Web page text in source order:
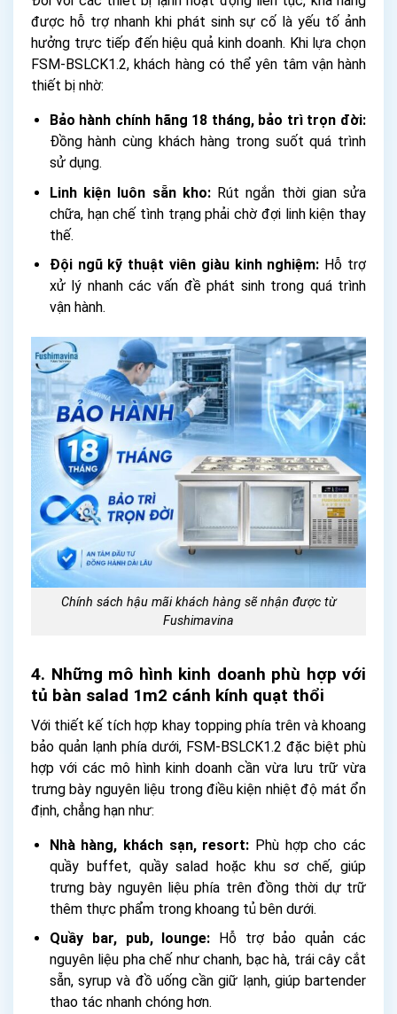
được hỗ trợ nhanh khi phát sinh sự cố là yếu tố ảnh
hưởng trực tiếp đến hiệu quả kinh doanh. Khi lựa chọn
FSM-BSLCK1.2, khách hàng có thể yên tâm vận hành
thiết bị nhờ:
Bảo hành chính hãng 18 tháng, bảo trì trọn đời:
Đồng hành cùng khách hàng trong suốt quá trình
sử dụng.
Linh kiện luôn sẵn kho:Rút ngắn thời gian sửa
chữa, hạn chế tình trạng phải chờ đợi linh kiện thay
thế.
Đội ngũ kỹ thuật viên giàu kinh nghiệm: Hỗ trợ
xử lý nhanh các vấn đề phát sinh trong quá trình
vận hành.
Chính sách hậu mãi khách hàng sẽ nhận được từ
Fushimavina
4. Những mô hình kinh doanh phù hợp với
tủ bàn salad 1m2 cánh kính quạt thổi
Với thiết kế tích hợp khay topping phía trên và khoang
bảo quản lạnh phía dưới, FSM-BSLCK1.2 đặc biệt phù
hợp với các mô hình kinh doanh cần vừa lưu trữ vừa
trưng bày nguyên liệu trong điều kiện nhiệt độ mát ổn
định, chẳng hạn như:
Nhà hàng, khách sạn, resort: Phù hợp cho các
quầy buffet, quầy salad hoặc khu sơ chế, giúp
trưng bày nguyên liệu phía trên đồng thời dự trữ
thêm thực phẩm trong khoang tủ bên dưới.
Quầy bar, pub, lounge: Hỗ trợ bảo quản các
nguyên liệu pha chế như chanh, bạc hà, trái cây cắt
sẵn, syrup và đồ uống cần giữ lạnh, giúp bartender
thao tác nhanh chóng hơn.